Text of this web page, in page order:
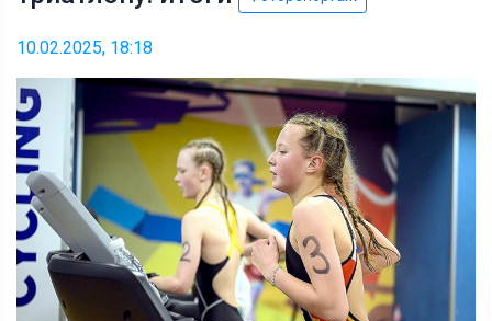
10.02.2025, 18:18